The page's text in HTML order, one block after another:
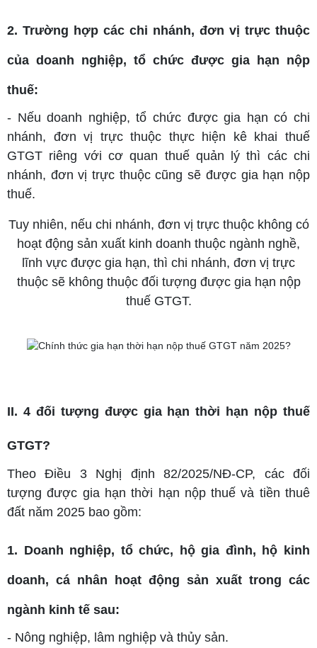
2. Trường hợp các chi nhánh, đơn vị trực thuộc
của doanh nghiệp, tổ chức được gia hạn nộp
thuế:
- Nếu doanh nghiệp, tổ chức được gia hạn có chi
nhánh, đơn vị trực thuộc thực hiện kê khai thuế
GTGT riêng với cơ quan thuế quản lý thì các chi
nhánh, đơn vị trực thuộc cũng sẽ được gia hạn nộp
thuế.
Tuy nhiên, nếu chi nhánh, đơn vị trực thuộc không có
hoạt động sản xuất kinh doanh thuộc ngành nghề,
lĩnh vực được gia hạn, thì chi nhánh, đơn vị trực
thuộc sẽ không thuộc đối tượng được gia hạn nộp
thuế GTGT.
II. 4 đối tượng được gia hạn thời hạn nộp thuế
GTGT?
Theo Điều 3 Nghị định 82/2025/NĐ-CP, các đối
tượng được gia hạn thời hạn nộp thuế và tiền thuê
đất năm 2025 bao gồm:
1. Doanh nghiệp, tổ chức, hộ gia đình, hộ kinh
doanh, cá nhân hoạt động sản xuất trong các
ngành kinh tế sau:
- Nông nghiệp, lâm nghiệp và thủy sản.